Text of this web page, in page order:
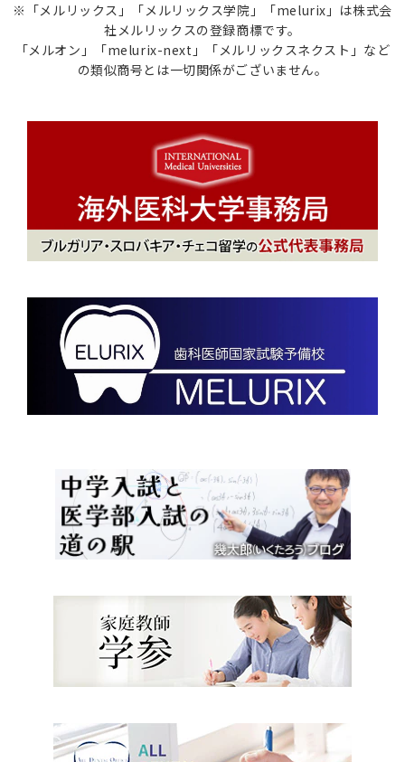
※「メルリックス」「メルリックス学院」「melurix」は株式会
社メルリックスの登録商標です。
「メルオン」「melurix-next」「メルリックスネクスト」など
の類似商号とは一切関係がございません。